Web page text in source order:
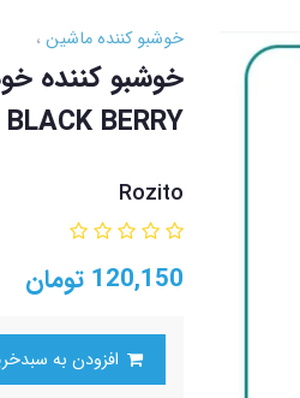
خوشبو کننده ماشین
BLACK BERRY
Rozito
120,150 تومان